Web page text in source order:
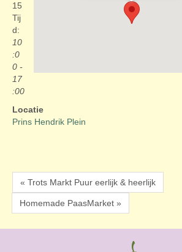
15
Tij
d:
10
:0
0 -
17
:00
Locatie
Prins Hendrik Plein
« Trots Markt Puur eerlijk & heerlijk
Homemade PaasMarket »